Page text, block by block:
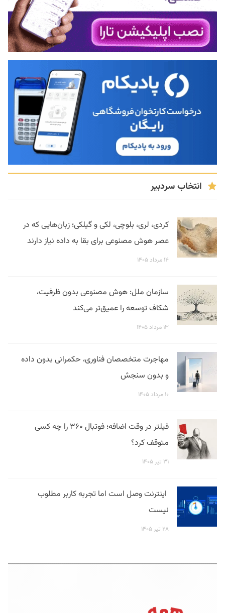
انتخاب سردبیر
کردی، لری، بلوچی، لکی و گیلکی؛ زبان‌هایی که در
عصر هوش مصنوعی برای بقا به داده نیاز دارند
۱۴ مرداد ۱۴۰۵
سازمان ملل: هوش مصنوعی بدون ظرفیت،
شکاف توسعه را عمیق‌تر می‌کند
۱۳ مرداد ۱۴۰۵
مهاجرت متخصصان فناوری، حکمرانی بدون داده
و بدون سنجش
۱۰ مرداد ۱۴۰۵
فیلتر در وقت اضافه؛ فوتبال ۳۶۰ را چه کسی
متوقف کرد؟
۳۱ تیر ۱۴۰۵
اینترنت وصل است اما تجربه کاربر مطلوب
نیست
۲۸ تیر ۱۴۰۵